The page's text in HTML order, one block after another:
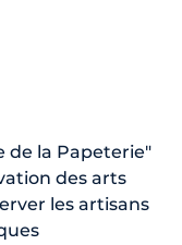
de la Papeterie"
des arts
les artisans